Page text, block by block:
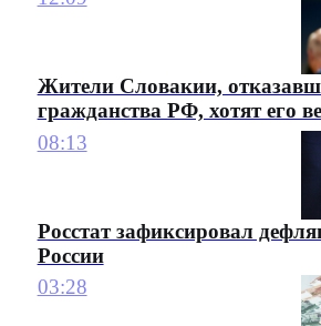
Жители Словакии,
гражданства РФ, хотят его
08:13
Росстат зафиксировал
России
03:28